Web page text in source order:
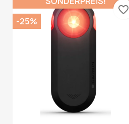
-25%
favorite_border